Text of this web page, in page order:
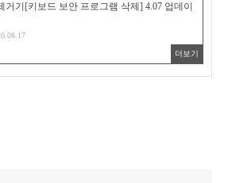
거기[키보드 보안 프로그램 삭제] 4.07 업데이
더보기